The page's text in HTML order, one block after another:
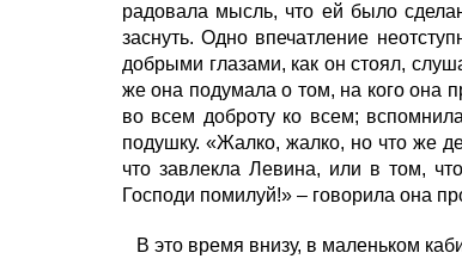
радовала мысль, что ей было
заснуть. Одно впечатление
добрыми глазами, как он стоял,
же она подумала о том, на кого она
во всем доброту ко всем;
подушку. «Жалко, жалко, но что же
что завлекла Левина, или в том,
Господи помилуй!» – говорила она
В это время внизу, в маленьком